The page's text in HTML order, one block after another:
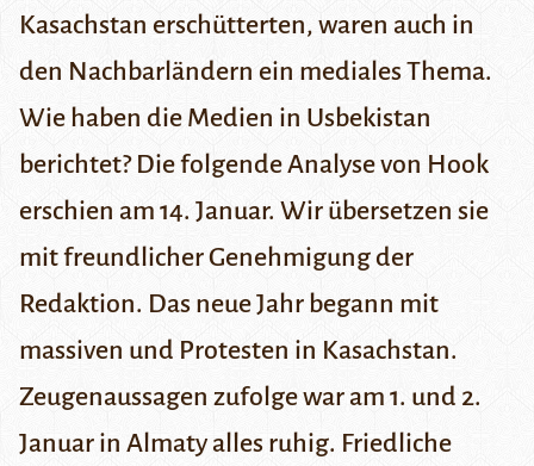
Kasachstan erschütterten, waren auch in
den Nachbarländern ein mediales Thema.
Wie haben die Medien in Usbekistan
berichtet? Die folgende Analyse von Hook
erschien am 14. Januar. Wir übersetzen sie
mit freundlicher Genehmigung der
Redaktion. Das neue Jahr begann mit
massiven und Protesten in Kasachstan.
Zeugenaussagen zufolge war am 1. und 2.
Januar in Almatyalles ruhig. Friedliche